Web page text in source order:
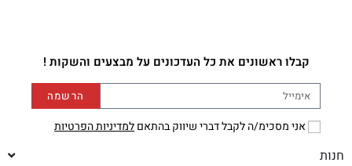
קבלו ראשונים את כל העדכונים על מבצעים והשקות !
אני מסכימ/ה לקבל דברי שיווק בהתאםלמדיניות הפרטיות
הרשמה
חנות